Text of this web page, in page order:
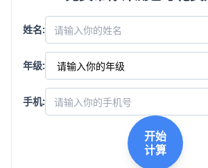
姓名:
年级:
手机:
开始
计算